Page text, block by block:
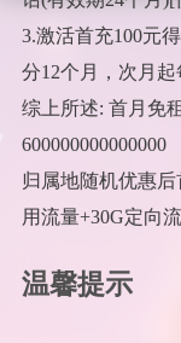
3.激活首充100元
分12个月，次月起
综上所述: 首月免
600000000000000
归属地随机优惠后
用流量+30G定向
温馨提示